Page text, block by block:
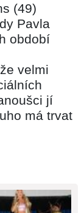
(49)
Pavla
období
velmi
jí
má trvat